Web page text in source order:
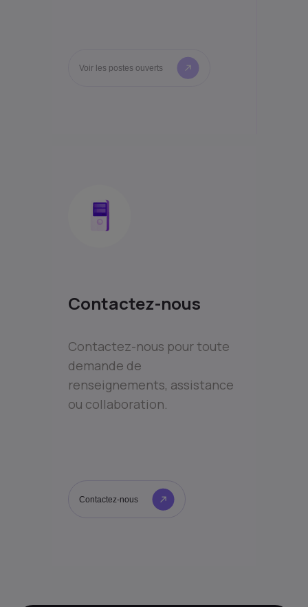
Voir les postes ouverts
Contactez-nous
Contactez-nous pour toute
demande de
renseignements, assistance
ou collaboration.
Contactez-nous